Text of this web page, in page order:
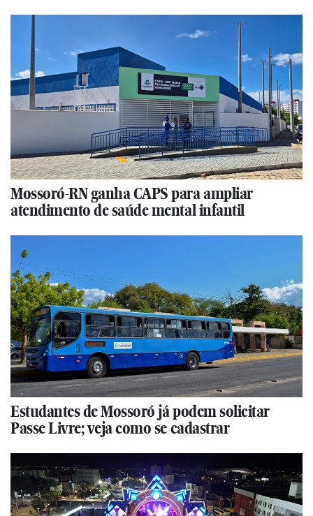
Mossoró-RN ganha CAPS para ampliar
atendimento de saúde mental infantil
Estudantes de Mossoró já podem solicitar
Passe Livre; veja como se cadastrar